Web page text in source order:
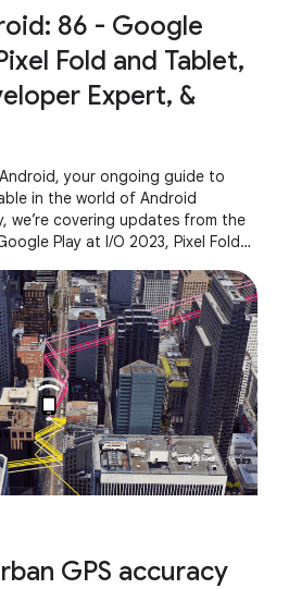
86 - Google
Fold and Tablet,
Expert, &
your ongoing guide to
in the world of Android
we’re covering updates from the
Play at I/O 2023, Pixel Fold
GPS accuracy